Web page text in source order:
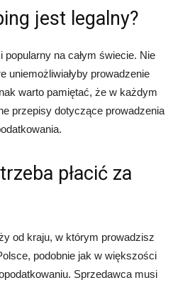
jest legalny?
popularny na całym świecie. Nie
uniemożliwiałyby prowadzenie
warto pamiętać, że w każdym
przepisy dotyczące prowadzenia
płacić za
od kraju, w którym prowadzisz
podobnie jak w większości
Sprzedawca musi